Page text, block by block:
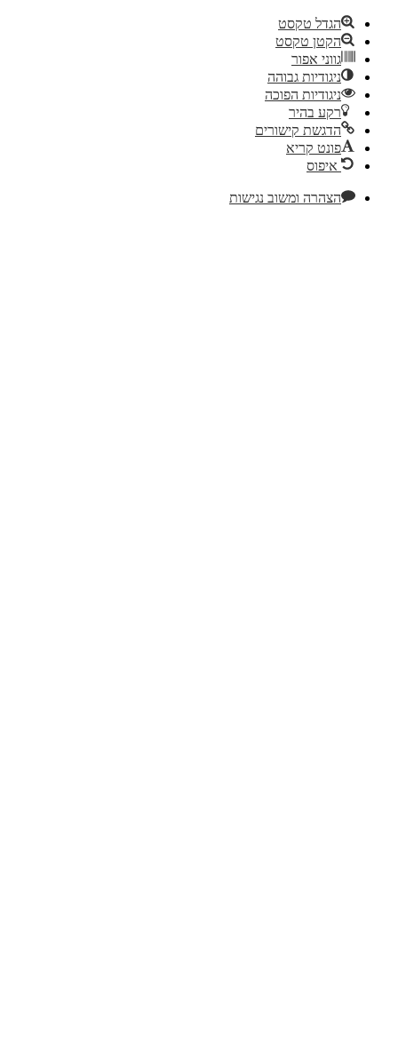
הגדל טקסט
הקטן טקסט
גווני אפור
ניגודיות גבוהה
ניגודיות הפוכה
רקע בהיר
הדגשת קישורים
פונט קריא
איפוס
הצהרה ומשוב נגישות